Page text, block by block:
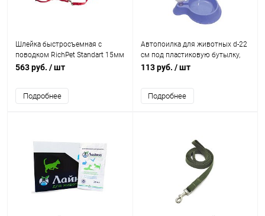
Шлейка быстросъемная с
поводком RichPet Standart 15мм
(шея:40-50см, грудь:46-58см,
563 руб. / шт
Подробнее
Автопоилка для животных d-22
см под пластиковую бутылку,
голубая
113 руб. / шт
Подробнее